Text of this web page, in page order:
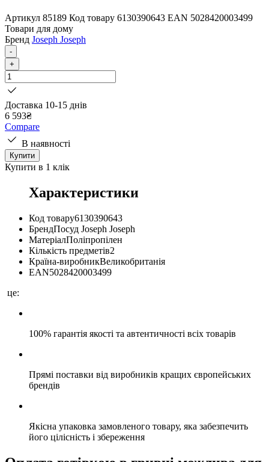
Артикул 85189 Код товару 6130390643 EAN 5028420003499
Товари для дому
Бренд Joseph Joseph
-
+
Доставка 10-15 днів
6 593₴
Compare
В наявності
Купити
Купити в 1 клік
Характеристики
Код товару6130390643
БрендПосуд Joseph Joseph
МатеріалПоліпропілен
Кількість предметів2
Країна-виробникВеликобританія
EAN5028420003499
це:
100% гарантія якості та автентичності всіх товарів
Прямі поставки від виробників кращих європейських
брендів
Якісна упаковка замовленого товару, яка забезпечить
його цілісність і збереження